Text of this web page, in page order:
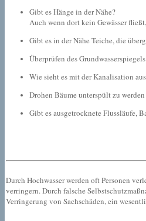
Gibt es Hänge in der Nähe?
Auch wenn dort kein Gewässer
Gibt es in der Nähe Teiche, die
Überprüfen des
Wie sieht es mit der Kanalisation
Drohen Bäume unterspült zu
Gibt es ausgetrocknete Flussläufe,
Durch Hochwasser werden oft Personen
verringern. Durch falsche
Verringerung von Sachschäden, ein